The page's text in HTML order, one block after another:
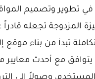
تطوير وتصميم المواقع
المزدوجة تجعله قادراً
تبدأ من بناء موقع
يتوافق مع أحدث معايير
وصولاً إلى